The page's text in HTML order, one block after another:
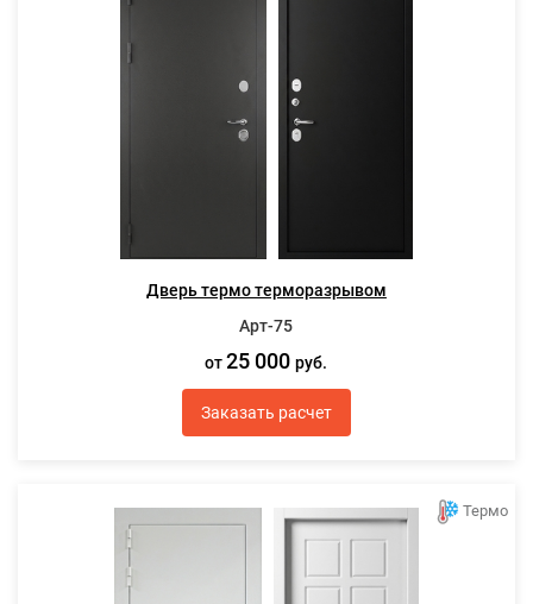
Дверь термо терморазрывом
Арт-75
от25 000руб.
Заказать расчет
Термо